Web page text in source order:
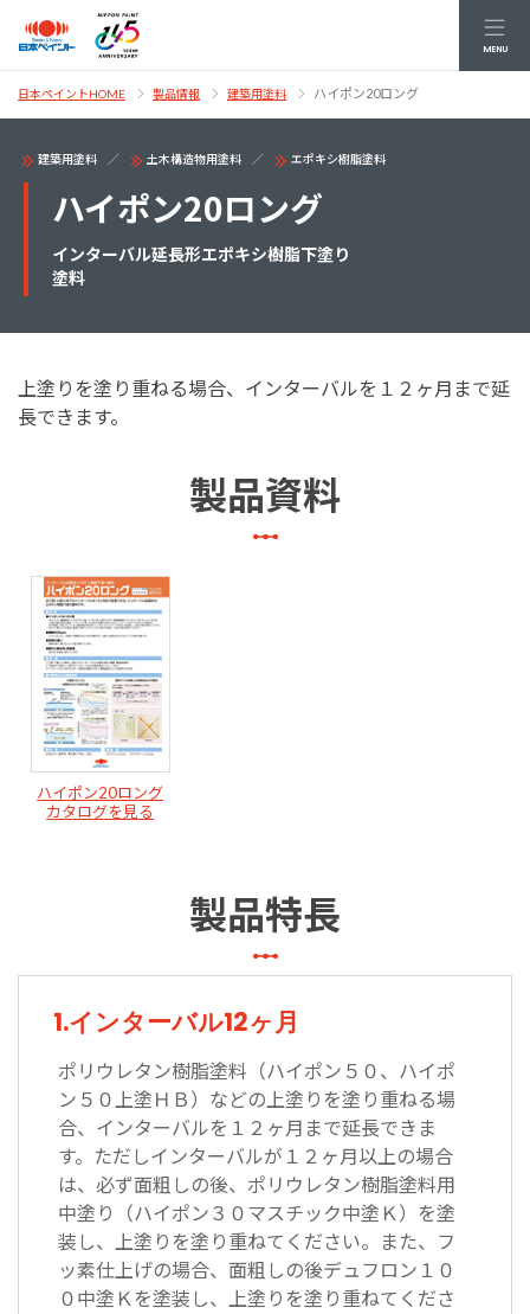
MENU
日本ペイントHOME 製品情報 建築用塗料 ハイポン20ロング
建築用塗料 土木構造物用塗料 エポキシ樹脂塗料
ハイポン20ロング
インターバル延長形エポキシ樹脂下塗り
塗料
上塗りを塗り重ねる場合、インターバルを１２ヶ月まで延
長できます。
製品資料
ハイポン20ロング
カタログを見る
製品特長
1.インターバル12ヶ月
ポリウレタン樹脂塗料（ハイポン５０、ハイポ
ン５０上塗ＨＢ）などの上塗りを塗り重ねる場
合、インターバルを１２ヶ月まで延長できま
す。ただしインターバルが１２ヶ月以上の場合
は、必ず面粗しの後、ポリウレタン樹脂塗料用
中塗り（ハイポン３０マスチック中塗Ｋ）を塗
装し、上塗りを塗り重ねてください。また、フ
ッ素仕上げの場合、面粗しの後デュフロン１０
０中塗Ｋを塗装し、上塗りを塗り重ねてくださ